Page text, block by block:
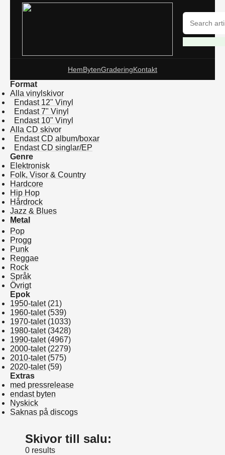
HemBytenGraderingKontakt
Format
Alla vinylskivor
Endast 12" Vinyl
Endast 7" Vinyl
Endast 10" Vinyl
Alla CD skivor
Endast CD album/boxar
Endast CD singlar/EP
Genre
Elektronisk
Folk, Visor & Country
Hardcore
Hip Hop
Hårdrock
Jazz & Blues
Metal
Pop
Progg
Punk
Reggae
Rock
Språk
Övrigt
Epok
1950-talet(21)
1960-talet(539)
1970-talet(1033)
1980-talet(3428)
1990-talet(4967)
2000-talet(2279)
2010-talet(575)
2020-talet(59)
Extras
med pressrelease
endast byten
Nyskick
Saknas på discogs
Skivor till salu:
0 results